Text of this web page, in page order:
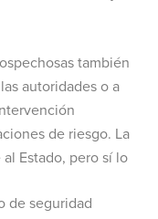
también
autoridades o a
de riesgo. La
Estado, pero sí lo
de seguridad